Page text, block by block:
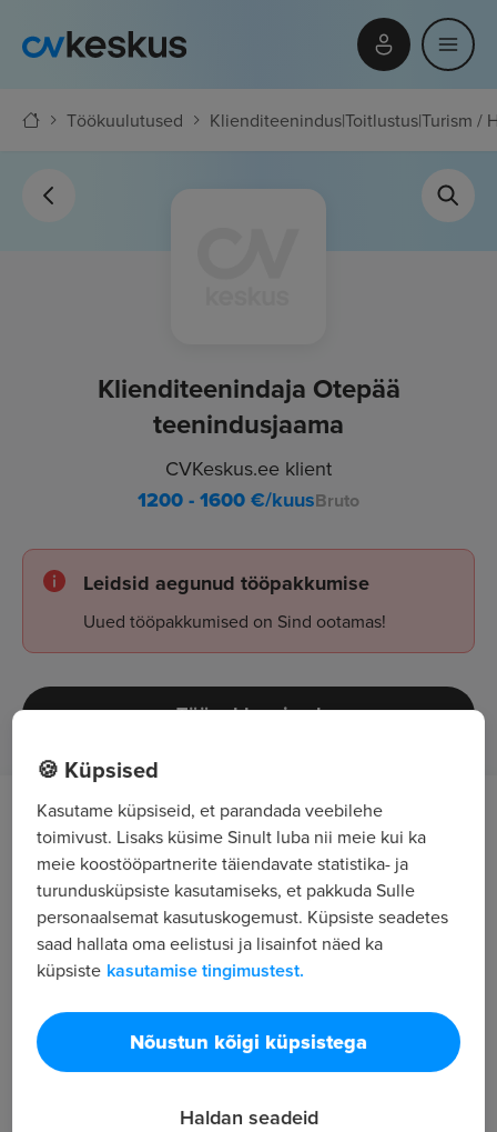
Töökuulutused Klienditeenindus|Toitlustus|Turism /
Klienditeenindaja Otepää
teenindusjaama
CVKeskus.ee klient
1200 - 1600€/kuusBruto
Leidsid aegunud tööpakkumise
Uued tööpakkumised on Sind ootamas!
Tööpakkumised
🍪 Küpsised
Kasutame küpsiseid, et parandada veebilehe
toimivust. Lisaks küsime Sinult luba nii meie kui ka
meie koostööpartnerite täiendavate statistika- ja
turundusküpsiste kasutamiseks, et pakkuda Sulle
personaalsemat kasutuskogemust. Küpsiste seadetes
saad hallata oma eelistusi ja lisainfot näed ka
küpsiste kasutamise tingimustest.
Nõustun kõigi küpsistega
Haldan seadeid